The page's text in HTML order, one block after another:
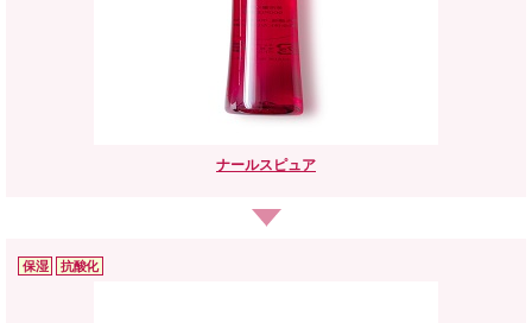
ナールス ピュア
保湿 抗酸化